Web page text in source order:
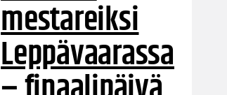
mestareiksi
Leppävaarassa